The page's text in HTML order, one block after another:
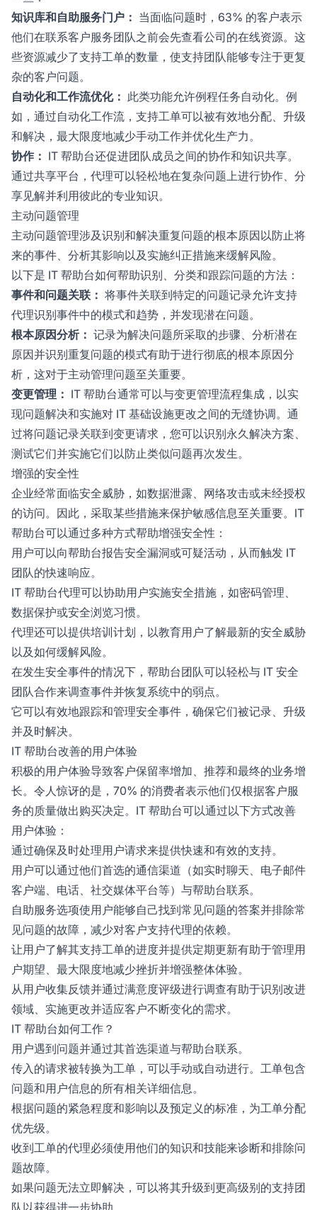
知识库和自助服务门户： 当面临问题时，63% 的客户表示
他们在联系客户服务团队之前会先查看公司的在线资源。这
些资源减少了支持工单的数量，使支持团队能够专注于更复
杂的客户问题。
自动化和工作流优化： 此类功能允许例程任务自动化。例
如，通过自动化工作流，支持工单可以被有效地分配、升级
和解决，最大限度地减少手动工作并优化生产力。
协作： IT 帮助台还促进团队成员之间的协作和知识共享。
通过共享平台，代理可以轻松地在复杂问题上进行协作、分
享见解并利用彼此的专业知识。
主动问题管理
主动问题管理涉及识别和解决重复问题的根本原因以防止将
来的事件、分析其影响以及实施纠正措施来缓解风险。
以下是 IT 帮助台如何帮助识别、分类和跟踪问题的方法：
事件和问题关联： 将事件关联到特定的问题记录允许支持
代理识别事件中的模式和趋势，并发现潜在问题。
根本原因分析： 记录为解决问题所采取的步骤、分析潜在
原因并识别重复问题的模式有助于进行彻底的根本原因分
析，这对于主动管理问题至关重要。
变更管理： IT 帮助台通常可以与变更管理流程集成，以实
现问题解决和实施对 IT 基础设施更改之间的无缝协调。通
过将问题记录关联到变更请求，您可以识别永久解决方案、
测试它们并实施它们以防止类似问题再次发生。
增强的安全性
企业经常面临安全威胁，如数据泄露、网络攻击或未经授权
的访问。因此，采取某些措施来保护敏感信息至关重要。IT
帮助台可以通过多种方式帮助增强安全性：
用户可以向帮助台报告安全漏洞或可疑活动，从而触发 IT
团队的快速响应。
IT 帮助台代理可以协助用户实施安全措施，如密码管理、
数据保护或安全浏览习惯。
代理还可以提供培训计划，以教育用户了解最新的安全威胁
以及如何缓解风险。
在发生安全事件的情况下，帮助台团队可以轻松与 IT 安全
团队合作来调查事件并恢复系统中的弱点。
它可以有效地跟踪和管理安全事件，确保它们被记录、升级
并及时解决。
IT 帮助台改善的用户体验
积极的用户体验导致客户保留率增加、推荐和最终的业务增
长。令人惊讶的是，70% 的消费者表示他们仅根据客户服
务的质量做出购买决定。IT 帮助台可以通过以下方式改善
用户体验：
通过确保及时处理用户请求来提供快速和有效的支持。
用户可以通过他们首选的通信渠道（如实时聊天、电子邮件
客户端、电话、社交媒体平台等）与帮助台联系。
自助服务选项使用户能够自己找到常见问题的答案并排除常
见问题的故障，减少对客户支持代理的依赖。
让用户了解其支持工单的进度并提供定期更新有助于管理用
户期望、最大限度地减少挫折并增强整体体验。
从用户收集反馈并通过满意度评级进行调查有助于识别改进
领域、实施更改并适应客户不断变化的需求。
IT 帮助台如何工作？
用户遇到问题并通过其首选渠道与帮助台联系。
传入的请求被转换为工单，可以手动或自动进行。工单包含
问题和用户信息的所有相关详细信息。
根据问题的紧急程度和影响以及预定义的标准，为工单分配
优先级。
收到工单的代理必须使用他们的知识和技能来诊断和排除问
题故障。
如果问题无法立即解决，可以将其升级到更高级别的支持团
队以获得进一步协助。